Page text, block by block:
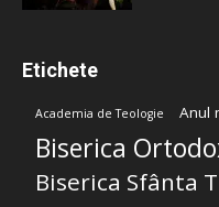
Etichete
Academia de Teologie Anul
Biserica
Biserica Sfânta